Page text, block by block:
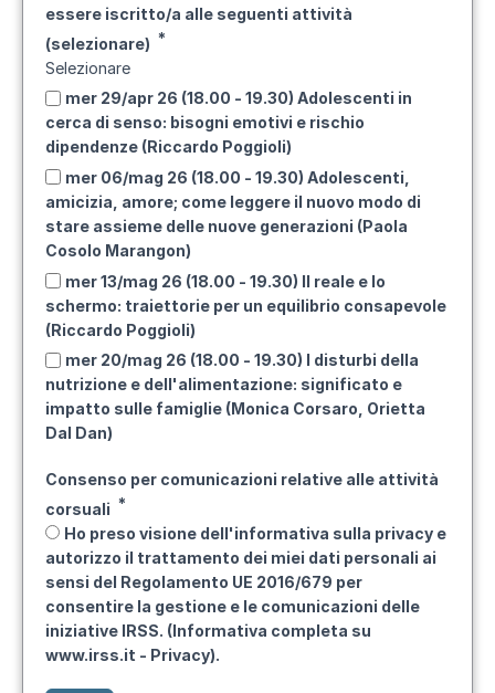
essere iscritto/a alle seguenti attività
(selezionare)
Selezionare
mer 29/apr 26 (18.00 - 19.30) Adolescenti in
cerca di senso: bisogni emotivi e rischio
dipendenze (Riccardo Poggioli)
mer 06/mag 26 (18.00 - 19.30) Adolescenti,
amicizia, amore; come leggere il nuovo modo di
stare assieme delle nuove generazioni (Paola
Cosolo Marangon)
mer 13/mag 26 (18.00 - 19.30) Il reale e lo
schermo: traiettorie per un equilibrio consapevole
(Riccardo Poggioli)
mer 20/mag 26 (18.00 - 19.30) I disturbi della
nutrizione e dell'alimentazione: significato e
impatto sulle famiglie (Monica Corsaro, Orietta
Dal Dan)
Consenso per comunicazioni relative alle attività
corsuali
Ho preso visione dell'informativa sulla privacy e
autorizzo il trattamento dei miei dati personali ai
sensi del Regolamento UE 2016/679 per
consentire la gestione e le comunicazioni delle
iniziative IRSS. (Informativa completa su
www.irss.it - Privacy).